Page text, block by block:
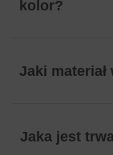
kolor?
Jaki materiał
Jaka jest